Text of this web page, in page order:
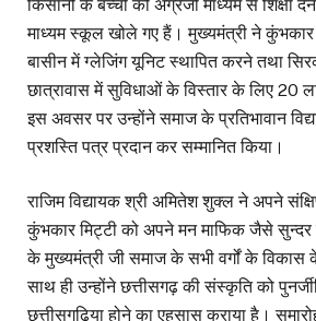
किसानों के बच्चों को अंग्रेजी माध्यम से शिक्षा
माध्यम स्कूल खोले गए हैं। मुख्यमंत्री ने
बासीन में ग्लेजिंग यूनिट स्थापित करने तथा
छात्रावास में सुविधाओं के विस्तार के लिए 20
इस अवसर पर उन्होंने समाज के प्रतिभावान
प्रशस्ति पत्र प्रदान कर सम्मानित किया।
राजिम विद्यायक श्री अमितेश शुक्ल ने अपने
कुंभकार मिट्टी को अपने मन माफिक जैसे
के मुख्यमंत्री जी समाज के सभी वर्गों के विकास
साथ ही उन्होंने छत्तीसगढ़ की संस्कृति को
छत्तीसगढ़िया होने का एहसास कराया है।